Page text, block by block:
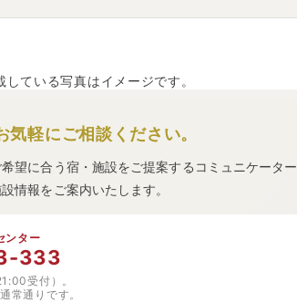
している写真はイメージです。
気軽にご相談ください。
望に合う宿・施設をご提案するコミュニケータ
情報をご案内いたします。
ンター
333
受付）。
常通りです。